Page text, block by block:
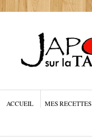
ACCUEIL MES RECETTES